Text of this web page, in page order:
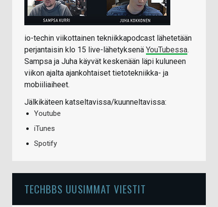
io-techin viikottainen tekniikkapodcast lähetetään
perjantaisin klo 15 live-lähetyksenä YouTubessa.
Sampsa ja Juha käyvät keskenään läpi kuluneen
viikon ajalta ajankohtaiset tietotekniikka- ja
mobiiliaiheet.
Jälkikäteen katseltavissa/kuunneltavissa:
Youtube
iTunes
Spotify
TECHBBS UUSIMMAT VIESTIT